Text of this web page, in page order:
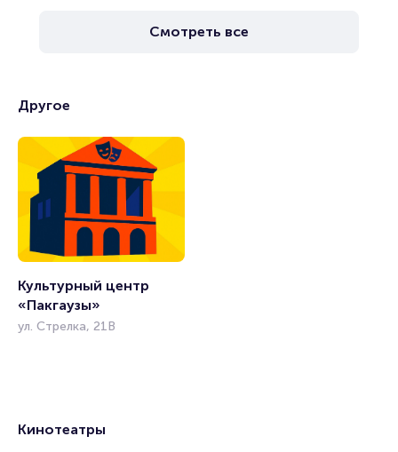
Смотреть все
Другое
Культурный центр
«Пакгаузы»
ул. Стрелка, 21В
Кинотеатры